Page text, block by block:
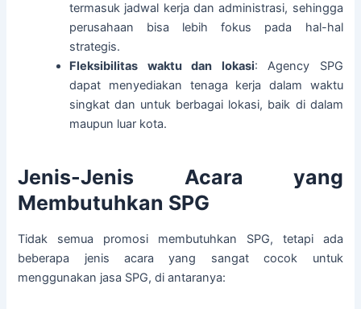
termasuk jadwal kerja dan administrasi, sehingga
perusahaan bisa lebih fokus pada hal-hal
strategis.
Fleksibilitas waktu dan lokasi: Agency SPG
dapat menyediakan tenaga kerja dalam waktu
singkat dan untuk berbagai lokasi, baik di dalam
maupun luar kota.
Jenis-Jenis Acara yang
Membutuhkan SPG
Tidak semua promosi membutuhkan SPG, tetapi ada
beberapa jenis acara yang sangat cocok untuk
menggunakan jasa SPG, di antaranya: